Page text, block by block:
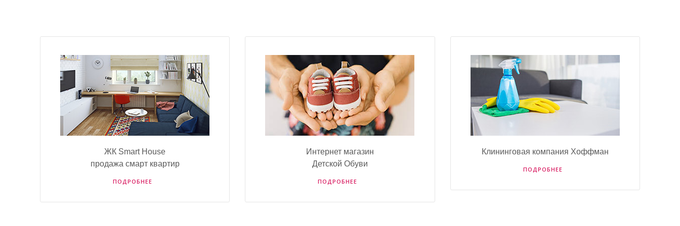
ЖК Smart House
продажа смарт квартир
ПОДРОБНЕЕ
Интернет магазин
Детской Обуви
ПОДРОБНЕЕ
Клининговая компания Хоффман
ПОДРОБНЕЕ